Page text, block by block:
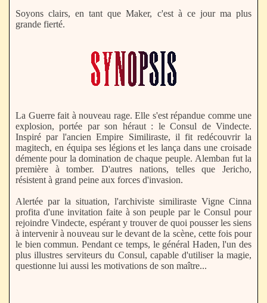
Soyons clairs, en tant que Maker, c'est à ce jour ma plus
grande fierté.
La Guerre fait à nouveau rage. Elle s'est répandue comme une
explosion, portée par son héraut : le Consul de Vindecte.
Inspiré par l'ancien Empire Similiraste, il fit redécouvrir la
magitech, en équipa ses légions et les lança dans une croisade
démente pour la domination de chaque peuple. Alemban fut la
première à tomber. D'autres nations, telles que Jericho,
résistent à grand peine aux forces d'invasion.
Alertée par la situation, l'archiviste similiraste Vigne Cinna
profita d'une invitation faite à son peuple par le Consul pour
rejoindre Vindecte, espérant y trouver de quoi pousser les siens
à intervenir à nouveau sur le devant de la scène, cette fois pour
le bien commun. Pendant ce temps, le général Haden, l'un des
plus illustres serviteurs du Consul, capable d'utiliser la magie,
questionne lui aussi les motivations de son maître...